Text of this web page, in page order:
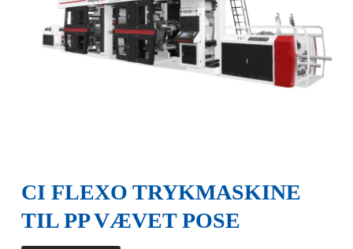
CI FLEXO TRYKMASKINE
TIL PP VÆVET POSE